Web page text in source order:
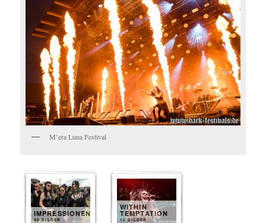
M’era Luna Festival
IMPRESSIONEN
40 BILDER
WITHIN
TEMPTATION
15 BILDER